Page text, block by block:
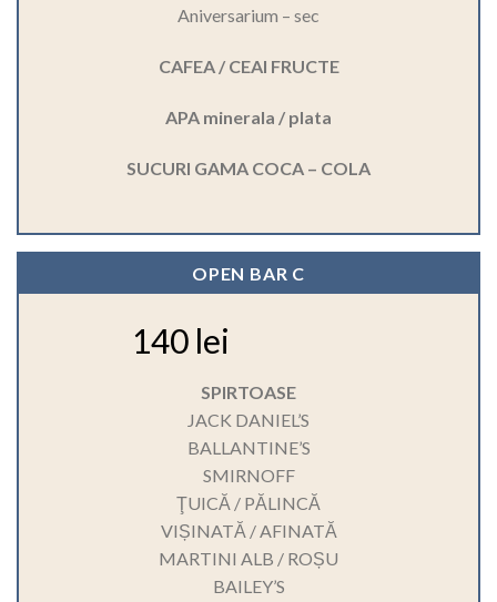
Aniversarium – sec
CAFEA / CEAI FRUCTE
APA minerala / plata
SUCURI GAMA COCA – COLA
OPEN BAR C
140 lei
SPIRTOASE
JACK DANIEL’S
BALLANTINE’S
SMIRNOFF
ŢUICĂ / PĂLINCĂ
VIȘINATĂ / AFINATĂ
MARTINI ALB / ROȘU
BAILEY’S